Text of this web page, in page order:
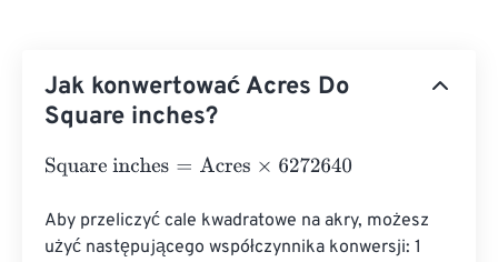
Jak konwertować Acres Do
Square inches?
Square inches= Acres×6272640
Aby przeliczyć cale kwadratowe na akry, możesz
użyć następującego współczynnika konwersji: 1